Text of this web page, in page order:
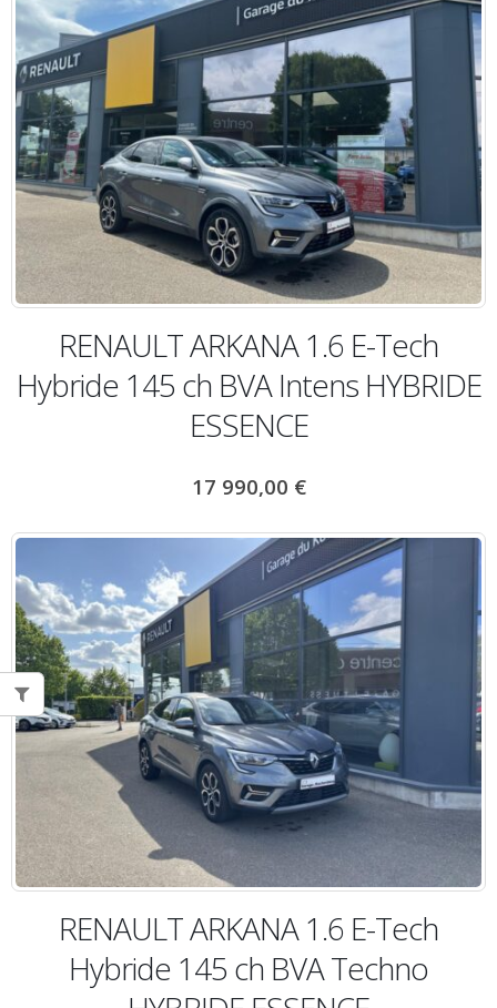
RENAULT ARKANA 1.6 E-Tech
Hybride 145 ch BVA Intens HYBRIDE
ESSENCE
17 990,00 €
RENAULT ARKANA 1.6 E-Tech
Hybride 145 ch BVA Techno